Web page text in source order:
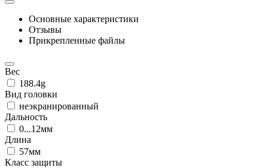
Основные характеристики
Отзывы
Прикрепленные файлы
Вес
188.4g
Вид головки
неэкранированный
Дальность
0...12мм
Длина
57мм
Класс защиты